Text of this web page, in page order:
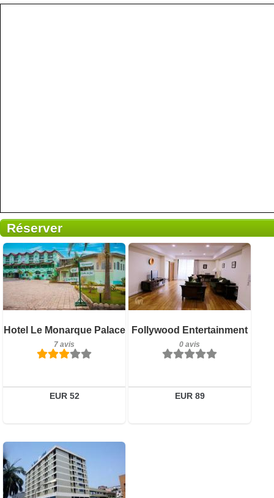
Réserver
Hotel Le Monarque Palace
7 avis
EUR 52
7 avis
Détails
Réserver
Follywood Entertainment
0 avis
EUR 89
0 avis
Détails
Réserver